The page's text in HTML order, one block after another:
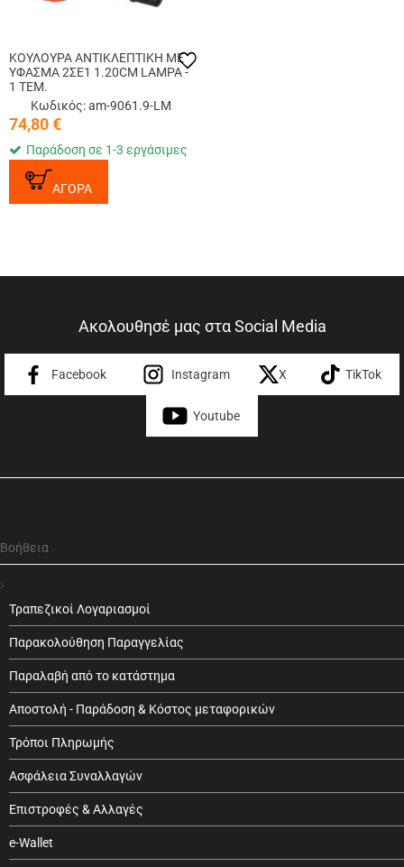
ΚΟΥΛΟΥΡΑ ΑΝΤΙΚΛΕΠΤΙΚΗ ΜΕ
ΥΦΑΣΜΑ 2ΣE1 1.20CM LAMPA -
1 TEM.
Κωδικός: am-9061.9-LM
74,80€
Παράδοση σε 1-3 εργάσιμες
ΑΓΟΡΑ
Ακολουθησέ μας στα Social Media
Facebook Instagram X TikTok
Youtube
Βοήθεια
Τραπεζικοί Λογαριασμοί
Παρακολούθηση Παραγγελίας
Παραλαβή από το κατάστημα
Αποστολή - Παράδοση & Κόστος μεταφορικών
Τρόποι Πληρωμής
Ασφάλεια Συναλλαγών
Επιστροφές & Αλλαγές
e-Wallet